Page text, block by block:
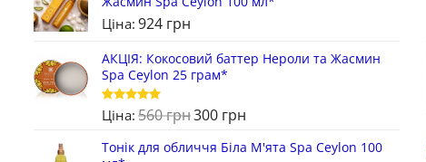
Ціна: 924 грн
АКЦІЯ: Кокосовий баттер Нероли та Жасмин
Spa Ceylon 25 грам*
Оцінено в
5з 5
Ціна: 560грн300 грн
Тонік для обличчя Біла М'ята Spa Ceylon 100